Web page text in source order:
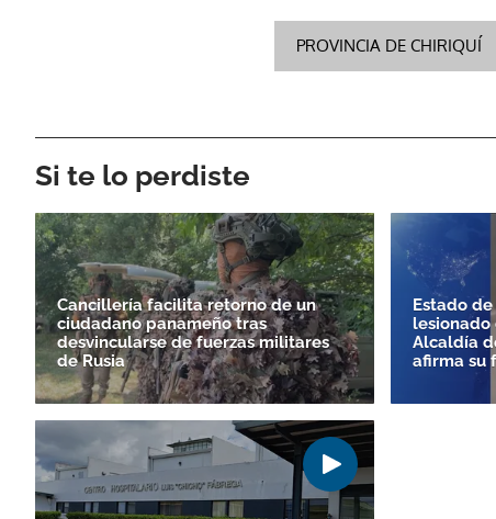
PROVINCIA DE CHIRIQUÍ
Si te lo perdiste
Cancillería facilita retorno de un
ciudadano panameño tras
desvincularse de fuerzas militares
de Rusia
Estado
Alcaldía
afirma su